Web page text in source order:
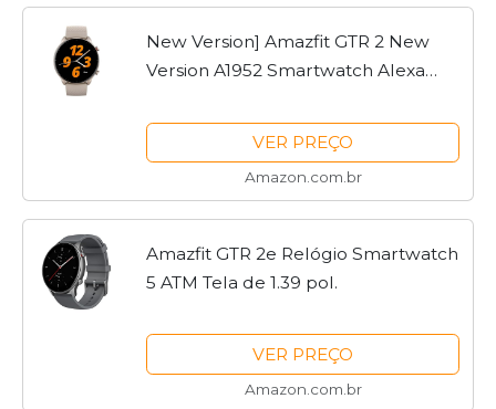
New Version] Amazfit GTR 2 New
Version A1952 Smartwatch Alexa
Watch For Android iOS Phone -
Lightning (Grey)
VER PREÇO
Amazon.com.br
Amazfit GTR 2e Relógio Smartwatch
5 ATM Tela de 1.39 pol.
VER PREÇO
Amazon.com.br